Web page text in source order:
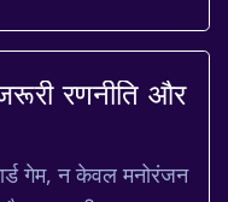
रणनीति और
गेम, न केवल मनोरंजन